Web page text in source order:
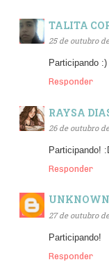
TALITA
25 de outubro
Participando :)
Responder
RAYSA
26 de outubro
Participando!
Responder
UNKNOWN
27 de outubro
Participando!
Responder